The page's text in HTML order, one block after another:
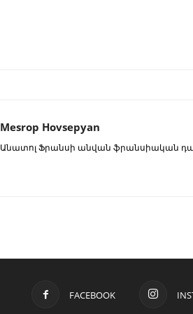
Mesrop Hovsepyan
Անատոլ Ֆրանսի անվան ֆրանսիական
FACEBOOK